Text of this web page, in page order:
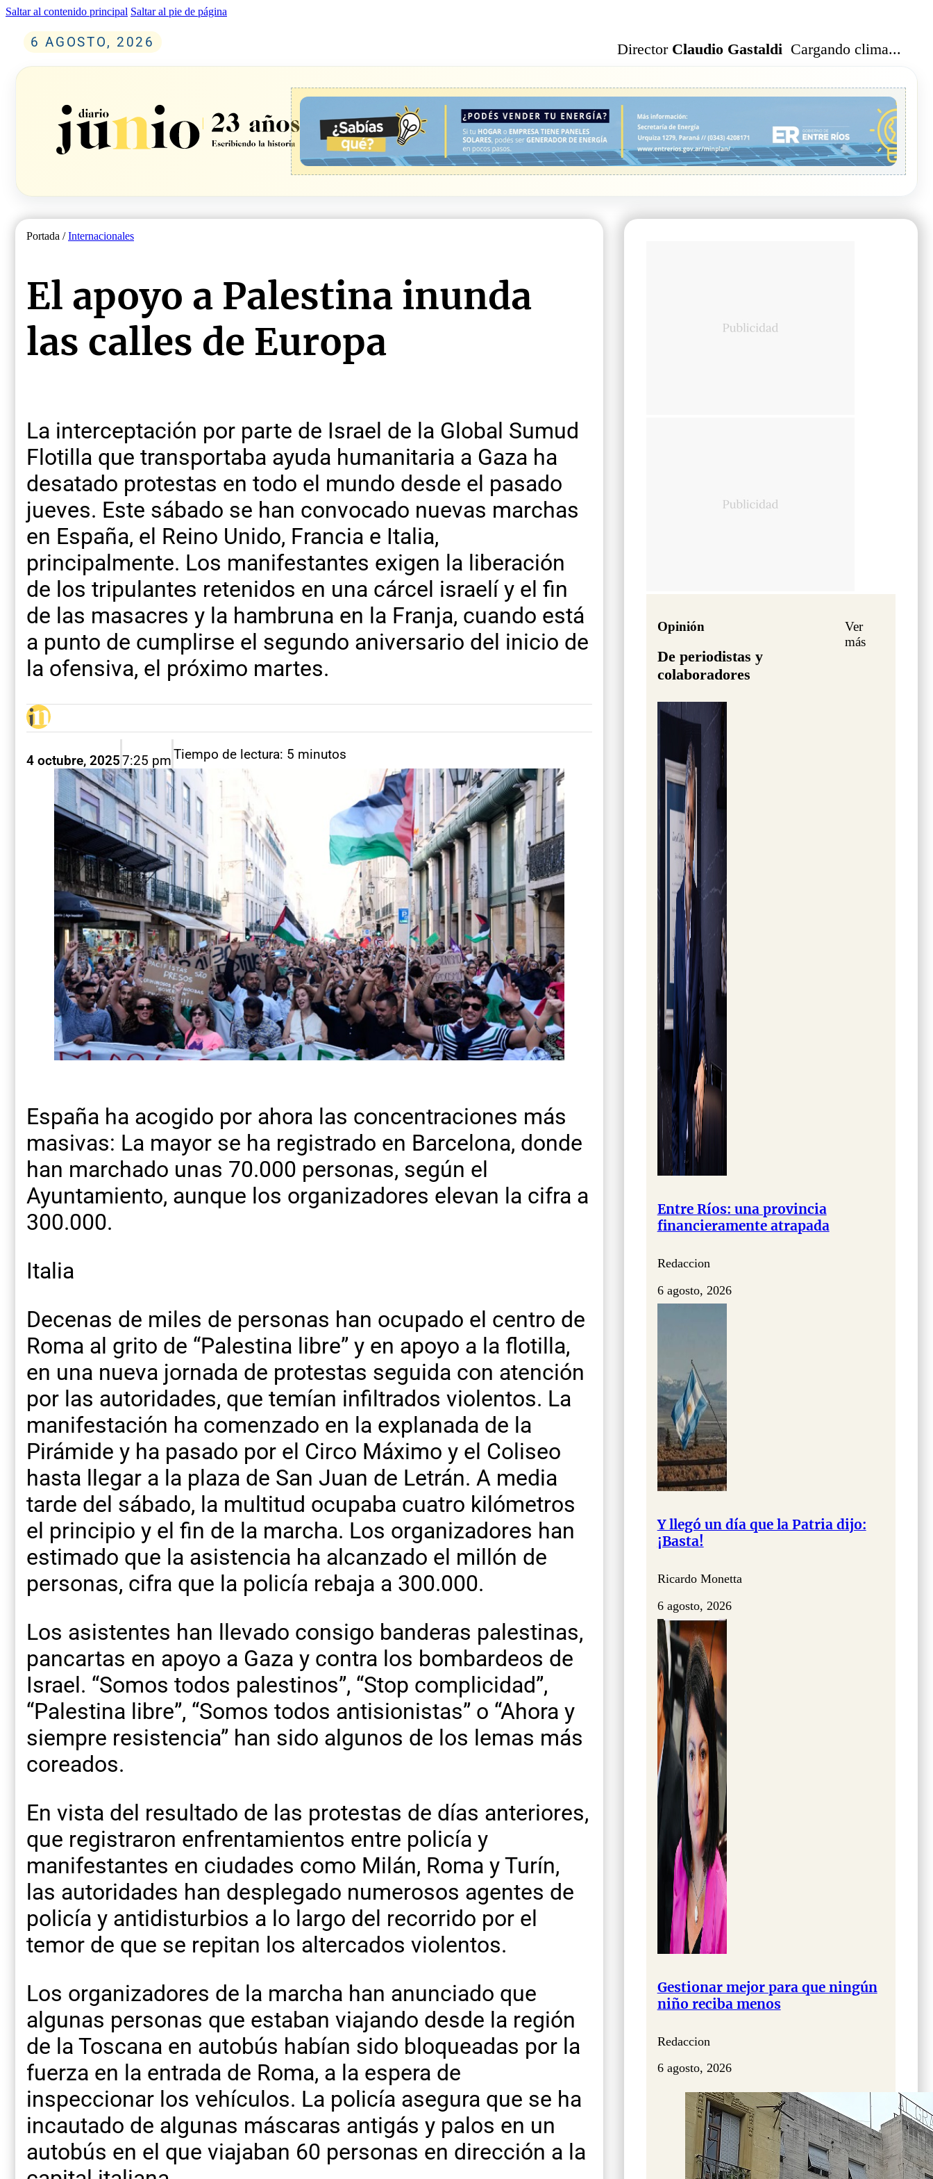
Saltar al contenido principal Saltar al pie de página
6 AGOSTO, 2026 Director Claudio Gastaldi Cargando clima...
Portada /Internacionales
El apoyo a Palestina inunda
las calles de Europa
La interceptación por parte de Israel de la Global Sumud
Flotilla que transportaba ayuda humanitaria a Gaza ha
desatado protestas en todo el mundo desde el pasado
jueves. Este sábado se han convocado nuevas marchas
en España, el Reino Unido, Francia e Italia,
principalmente. Los manifestantes exigen la liberación
de los tripulantes retenidos en una cárcel israelí y el fin
de las masacres y la hambruna en la Franja, cuando está
a punto de cumplirse el segundo aniversario del inicio de
la ofensiva, el próximo martes.
4 octubre, 20257:25 pmTiempo de lectura: 5 minutos
España ha acogido por ahora las concentraciones más
masivas: La mayor se ha registrado en Barcelona, donde
han marchado unas 70.000 personas, según el
Ayuntamiento, aunque los organizadores elevan la cifra a
300.000.
Italia
Decenas de miles de personas han ocupado el centro de
Roma al grito de “Palestina libre” y en apoyo a la flotilla,
en una nueva jornada de protestas seguida con atención
por las autoridades, que temían infiltrados violentos. La
manifestación ha comenzado en la explanada de la
Pirámide y ha pasado por el Circo Máximo y el Coliseo
hasta llegar a la plaza de San Juan de Letrán. A media
tarde del sábado, la multitud ocupaba cuatro kilómetros
el principio y el fin de la marcha. Los organizadores han
estimado que la asistencia ha alcanzado el millón de
personas, cifra que la policía rebaja a 300.000.
Los asistentes han llevado consigo banderas palestinas,
pancartas en apoyo a Gaza y contra los bombardeos de
Israel. “Somos todos palestinos”, “Stop complicidad”,
“Palestina libre”, “Somos todos antisionistas” o “Ahora y
siempre resistencia” han sido algunos de los lemas más
coreados.
En vista del resultado de las protestas de días anteriores,
que registraron enfrentamientos entre policía y
manifestantes en ciudades como Milán, Roma y Turín,
las autoridades han desplegado numerosos agentes de
policía y antidisturbios a lo largo del recorrido por el
temor de que se repitan los altercados violentos.
Los organizadores de la marcha han anunciado que
algunas personas que estaban viajando desde la región
de la Toscana en autobús habían sido bloqueadas por la
fuerza en la entrada de Roma, a la espera de
inspeccionar los vehículos. La policía asegura que se ha
incautado de algunas máscaras antigás y palos en un
autobús en el que viajaban 60 personas en dirección a la
Opinión
De periodistas y
colaboradores
Ver
más
Entre Ríos: una provincia
financieramente atrapada
Redaccion
6 agosto, 2026
Y llegó un día que la Patria dijo:
¡Basta!
Ricardo Monetta
6 agosto, 2026
Gestionar mejor para que ningún
niño reciba menos
Redaccion
6 agosto, 2026